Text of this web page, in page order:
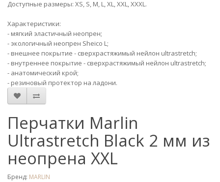
Доступные размеры: XS, S, M, L, XL, XXL, XXXL.
Характеристики:
- мягкий эластичный неопрен;
- экологичный неопрен Sheico L;
- внешнее покрытие - сверхрастяжимый нейлон ultrastretch;
- внутреннее покрытие - сверхрастяжимый нейлон ultrastretch;
- анатомический крой;
- резиновый протектор на ладони.
Перчатки Marlin
Ultrastretch Black 2 мм из
неопрена XXL
Бренд: MARLIN